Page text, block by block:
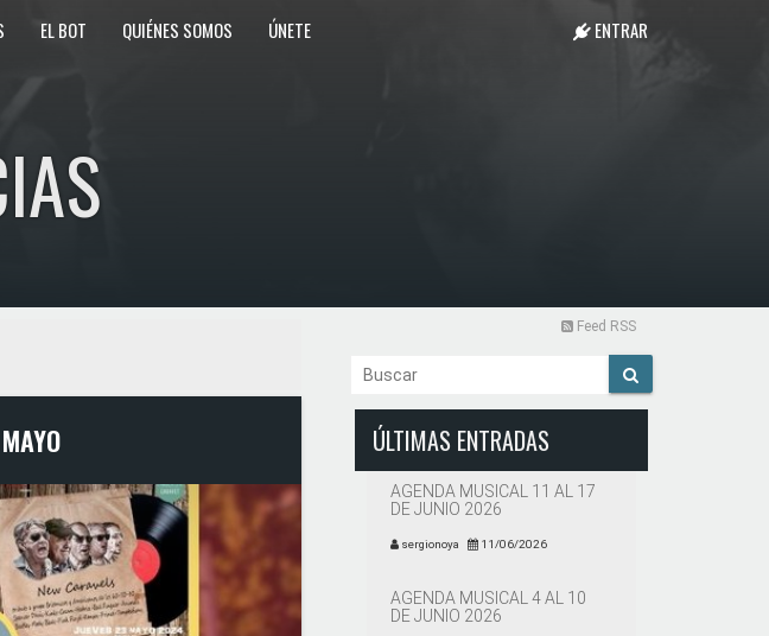
EL BOT QUIÉNES SOMOS ÚNETE ENTRAR
Feed RSS
ÚLTIMAS ENTRADAS
AGENDA MUSICAL 11 AL 17
DE JUNIO 2026
sergionoya 11/06/2026
AGENDA MUSICAL 4 AL 10
DE JUNIO 2026